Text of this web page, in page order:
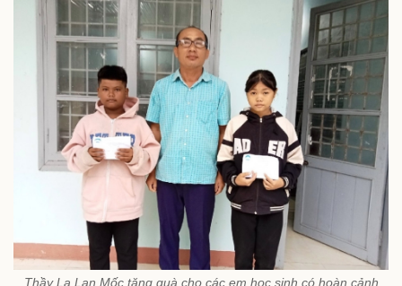
Thầy La Lan Mốc tặng quà cho các em học sinh có hoàn cảnh